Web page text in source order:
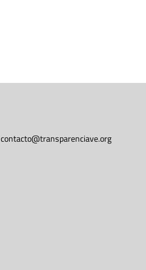
contacto@transparenciave.org